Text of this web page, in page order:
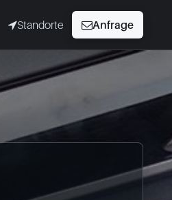
Standorte Anfrage